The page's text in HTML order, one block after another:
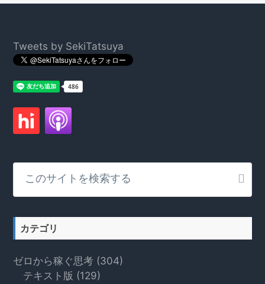
Footer
Tweets by SekiTatsuya
サ
ト
を
検
カテゴリ
ゼロから稼ぐ思考 (304)
テキスト版 (129)